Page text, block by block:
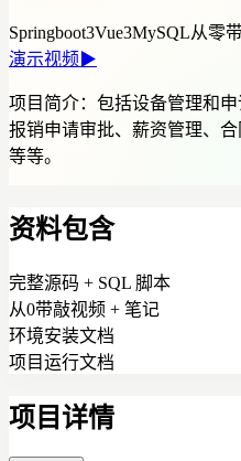
Springboot3Vue3MySQL从零
演示视频 ▶
项目简介： 包括设备管理和申
报销申请审批、薪资管理、
等等。
资料包含
完整源码 + SQL 脚本
从0带敲视频 + 笔记
环境安装文档
项目运行文档
项目详情